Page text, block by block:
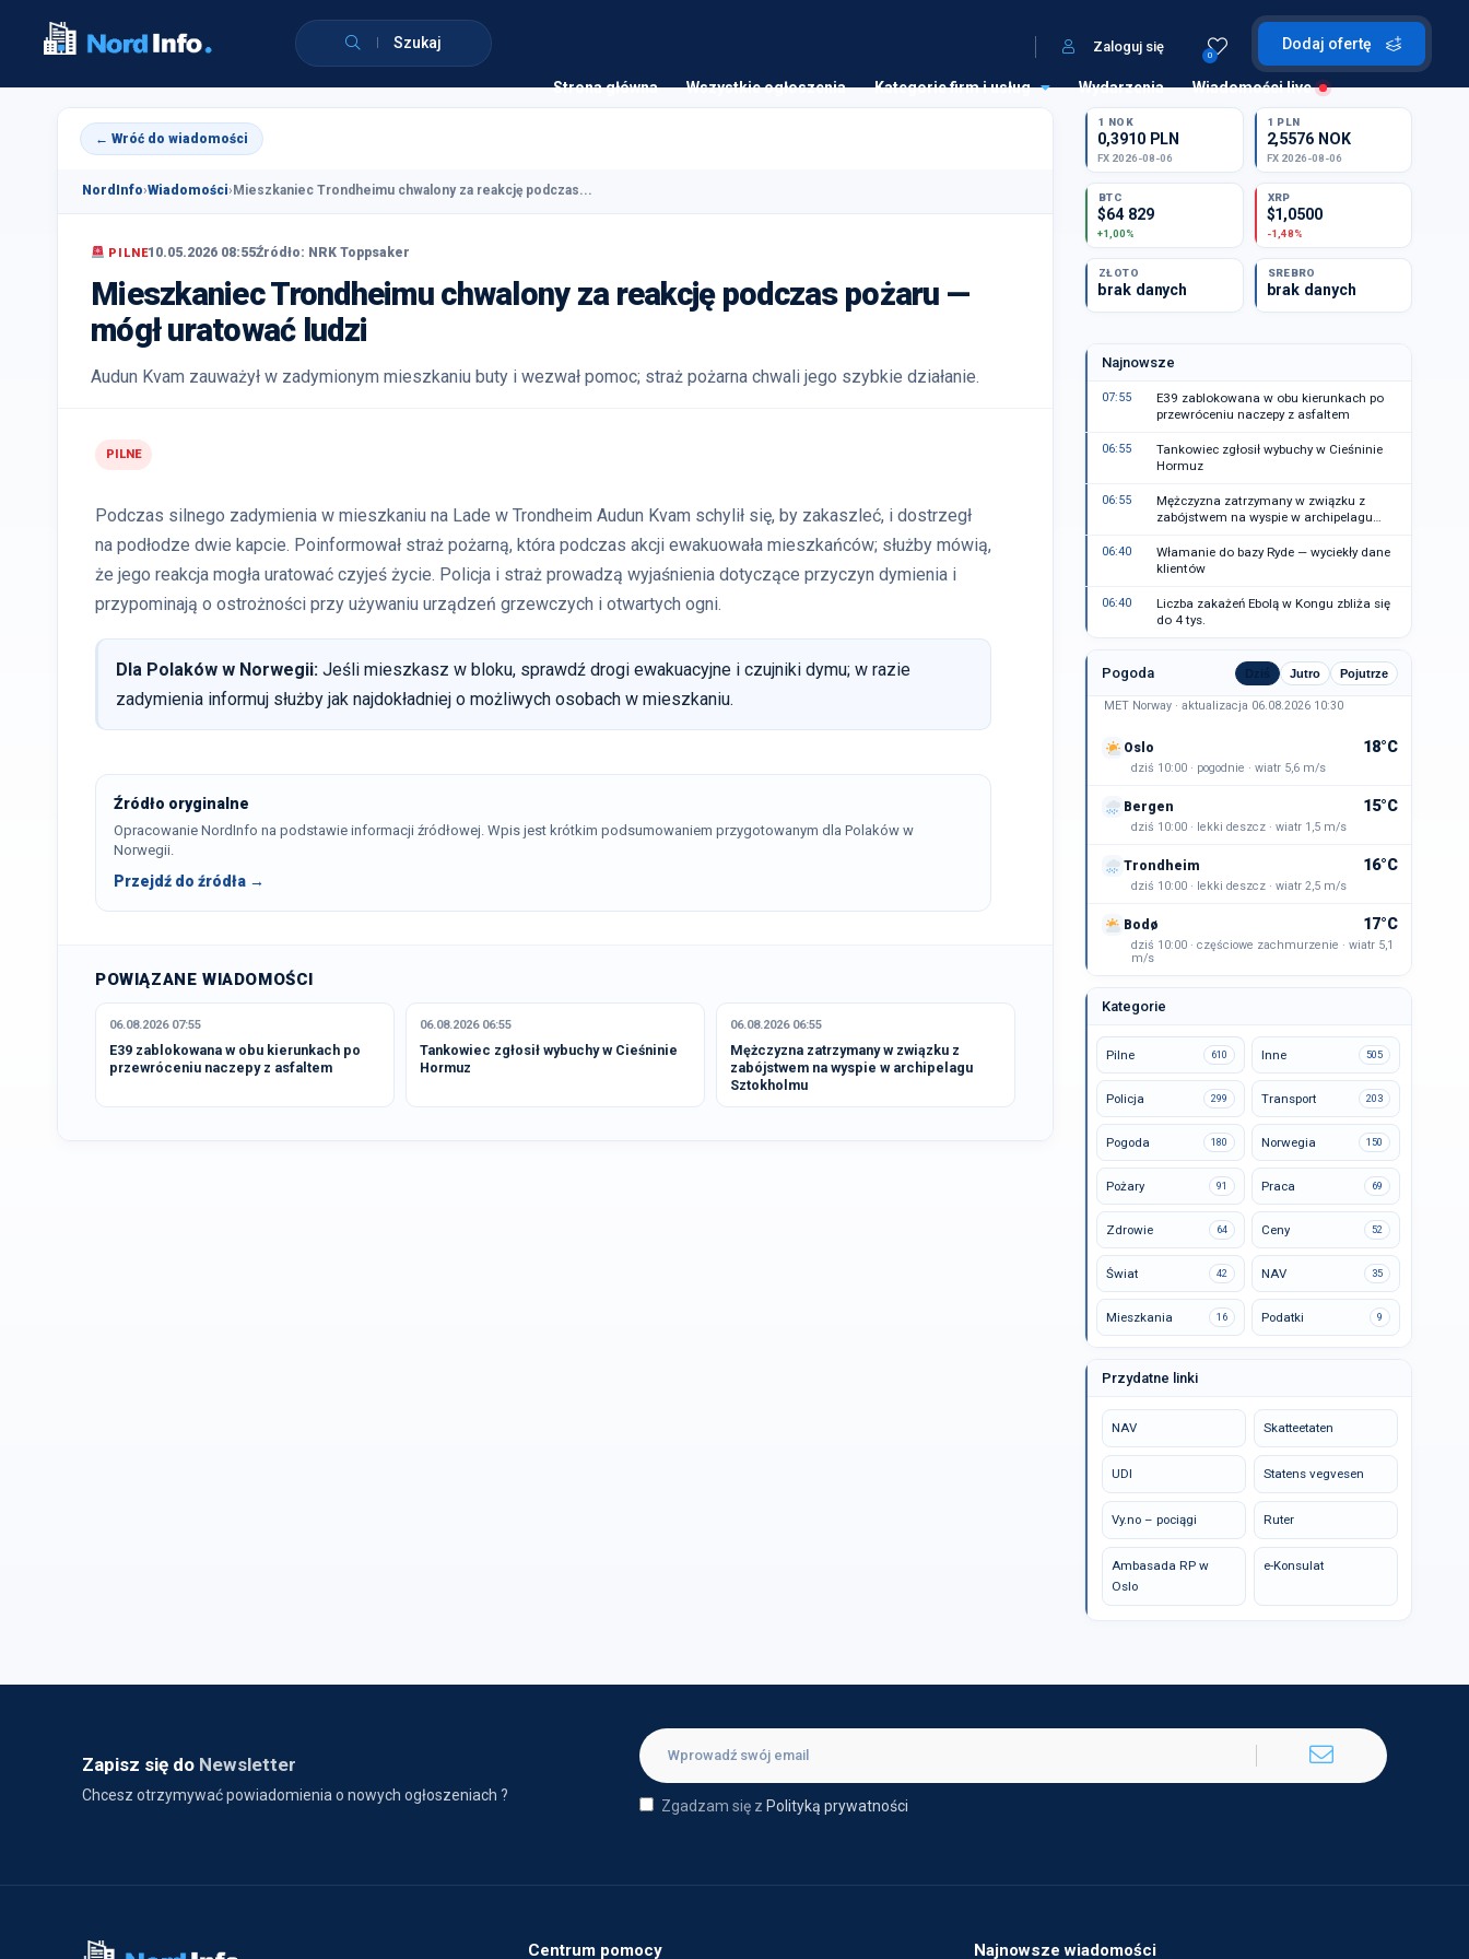
Szukaj Dodaj ofertę
0
Zaloguj się
Strona główna Wszystkie ogłoszenia Kategorie firm i usług Wydarzenia Wiadomości live
← Wróć do wiadomości
NordInfo›Wiadomości› Mieszkaniec Trondheimu chwalony za reakcję podczas...
PILNE10.05.2026 08:55Źródło: NRK Toppsaker
Mieszkaniec Trondheimu chwalony za reakcję podczas pożaru —
mógł uratować ludzi
Audun Kvam zauważył w zadymionym mieszkaniu buty i wezwał pomoc; straż pożarna chwali jego szybkie działanie.
PILNE
Podczas silnego zadymienia w mieszkaniu na Lade w Trondheim Audun Kvam schylił się, by zakaszleć, i dostrzegł
na podłodze dwie kapcie. Poinformował straż pożarną, która podczas akcji ewakuowała mieszkańców; służby mówią,
że jego reakcja mogła uratować czyjeś życie. Policja i straż prowadzą wyjaśnienia dotyczące przyczyn dymienia i
przypominają o ostrożności przy używaniu urządzeń grzewczych i otwartych ogni.
Dla Polaków w Norwegii: Jeśli mieszkasz w bloku, sprawdź drogi ewakuacyjne i czujniki dymu; w razie
zadymienia informuj służby jak najdokładniej o możliwych osobach w mieszkaniu.
Źródło oryginalne
Opracowanie NordInfo na podstawie informacji źródłowej. Wpis jest krótkim podsumowaniem przygotowanym dla Polaków w
Norwegii.
Przejdź do źródła →
POWIĄZANE WIADOMOŚCI
06.08.2026 07:55
E39 zablokowana w obu kierunkach po
przewróceniu naczepy z asfaltem
06.08.2026 06:55
Tankowiec zgłosił wybuchy w Cieśninie
Hormuz
06.08.2026 06:55
Mężczyzna zatrzymany w związku z
zabójstwem na wyspie w archipelagu
Sztokholmu
1 NOK
0,3910 PLN
FX 2026-08-06
1 PLN
2,5576 NOK
FX 2026-08-06
BTC
$64 829
+1,00%
XRP
$1,0500
-1,48%
ZŁOTO
brak danych
SREBRO
brak danych
Najnowsze
07:55
E39 zablokowana w obu kierunkach po
przewróceniu naczepy z asfaltem
06:55
Tankowiec zgłosił wybuchy w Cieśninie
Hormuz
06:55
Mężczyzna zatrzymany w związku z
zabójstwem na wyspie w archipelagu
06:40
Włamanie do bazy Ryde — wyciekły dane
klientów
06:40
Liczba zakażeń Ebolą w Kongu zbliża się
do 4 tys.
Pogoda Dziś Jutro Pojutrze
MET Norway · aktualizacja 06.08.2026 10:30
Oslo 18°C
dziś 10:00 · pogodnie · wiatr 5,6 m/s
Bergen 15°C
dziś 10:00 · lekki deszcz · wiatr 1,5 m/s
Trondheim 16°C
dziś 10:00 · lekki deszcz · wiatr 2,5 m/s
Bodø 17°C
dziś 10:00 · częściowe zachmurzenie · wiatr 5,1
m/s
Kategorie
Pilne 610 Inne 505
Policja 299 Transport 203
Pogoda 180 Norwegia 150
Pożary 91 Praca 69
Zdrowie 64 Ceny 52
Świat 42 NAV 35
Mieszkania 16 Podatki 9
Przydatne linki
NAV Skatteetaten
UDI Statens vegvesen
Vy.no – pociągi Ruter
Ambasada RP w
Oslo
e-Konsulat
Zapisz się do Newsletter
Chcesz otrzymywać powiadomienia o nowych ogłoszeniach ?
Zgadzam się z Polityką prywatności
Centrum pomocy Najnowsze wiadomości